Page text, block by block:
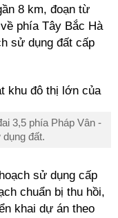
8 km, đoạn từ
phía Tây Bắc Hà
sử dụng đất cấp
3,5 phía Pháp Vân -
đất.
sử dụng cấp
chuẩn bị thu hồi,
khai dự án theo